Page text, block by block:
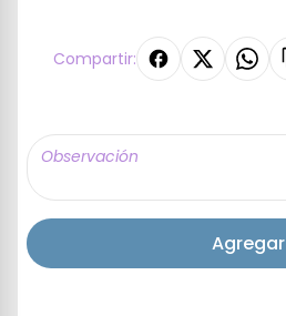
Compartir:
Agregar